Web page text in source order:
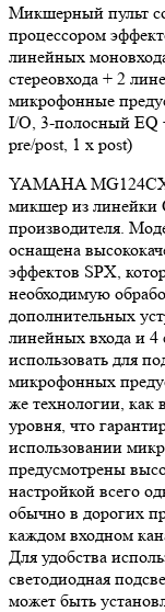
Микшерный пульт
процессором
линейных
стереовхода + 2
микрофонные
I/O, 3-полосный EQ
pre/post, 1 x post)
YAMAHA
микшер из линейки
производителя.
оснащена
эффектов SPX,
необходимую
дополнительных
линейных входа и 4
использовать для
микрофонных
же технологии, как
уровня, что
использовании
предусмотрены
настройкой всего
обычно в дорогих
каждом входном
Для удобства
светодиодная
может быть